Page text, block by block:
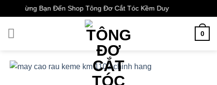
to
content
Mừng Bạn Đến Shop Tông Đơ Cắt Tóc Kềm Duy
0